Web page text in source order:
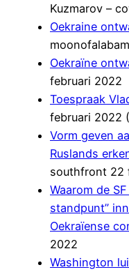
Kuzmarov –
Oekraine
Oekraïne
februari 2022
Toespraak
februari 2022
Vorm geven
Ruslands
southfront 22
Waarom de
standpunt”
Oekraïense
2022
Washington